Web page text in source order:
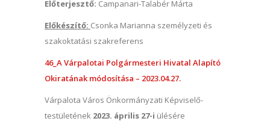
Előterjesztő: Campanari-Talabér Márta
Előkészítő: Csonka Marianna személyzeti és
szakoktatási szakreferens
46_A Várpalotai Polgármesteri Hivatal Alapító
Okiratának módosítása – 2023.04.27.
Várpalota Város Önkormányzati Képviselő-
testületének 2023. április 27-i ülésére